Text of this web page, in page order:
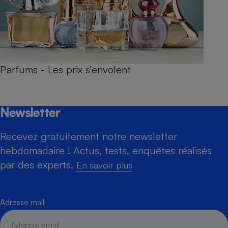
Parfums - Les prix s’envolent
Newsletter
Recevez gratuitement notre newsletter
hebdomadaire ! Actus, tests, enquêtes réalisés
par des experts. En savoir plus
Adresse mail